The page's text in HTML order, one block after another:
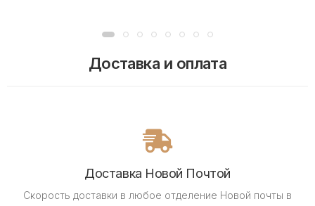
Доставка и оплата
Доставка Новой Почтой
Скорость доставки в любое отделение Новой почты в